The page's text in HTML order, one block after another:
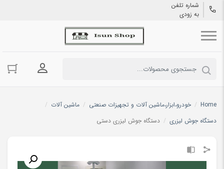
شماره تلفن
به زودی
ورود به
Home
/ خودرو،ابزار،ماشین آلات و تجهیزات صنعتی / ماشین آلات /
دستگاه جوش لیزری / دستگاه جوش لیزری دستی